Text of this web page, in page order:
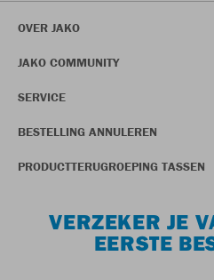
OVER JAKO
JAKO COMMUNITY
SERVICE
BESTELLING ANNULEREN
PRODUCTTERUGROEPING TASSEN
VERZEKER JE
EERSTE